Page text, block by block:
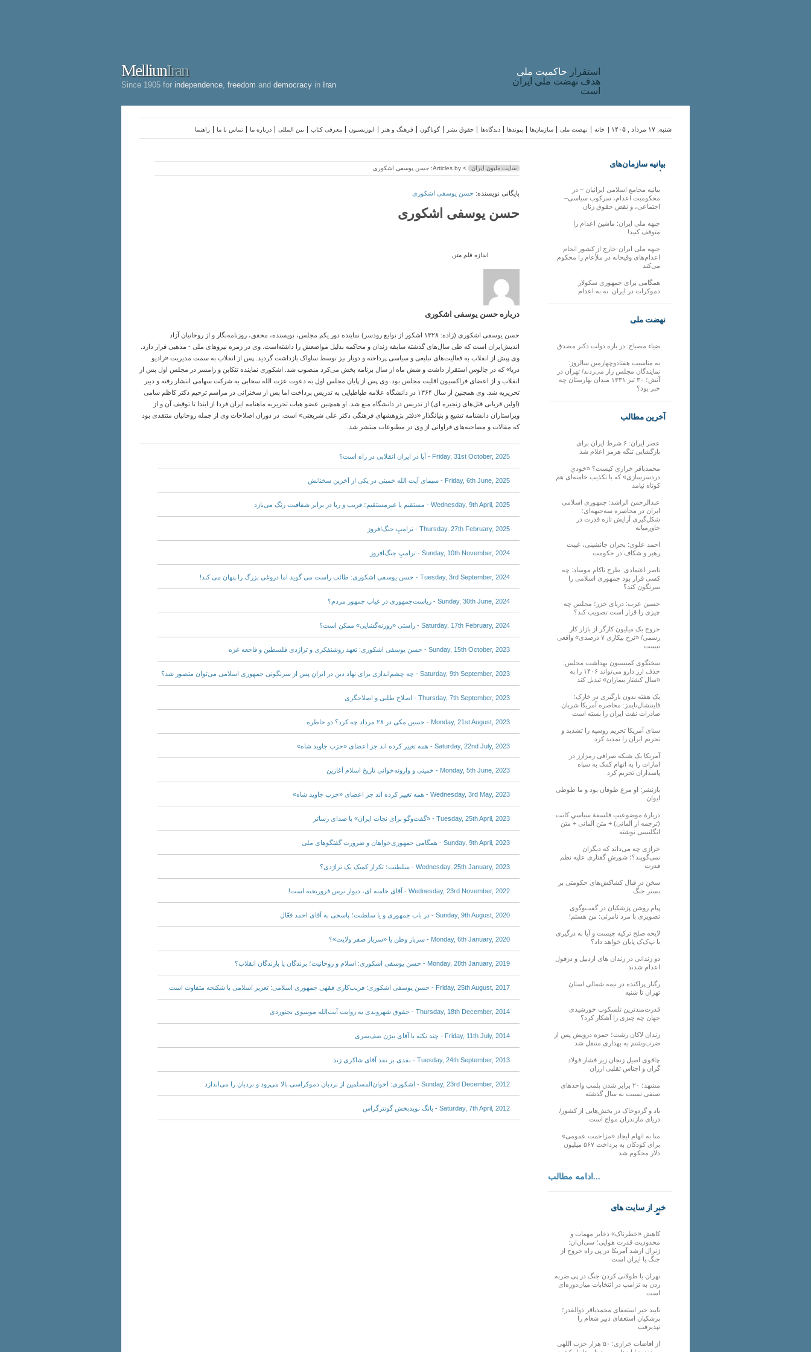
MelliunIran
Since 1905 for independence freedom and democracy in Iran
استقرار حاکميت ملی
هدف نهضت ملی ایران
است
راهنما تماس با ما درباره ما بین المللی معرفی کتاب اپوزیسیون فرهنگ و هنر گوناگون حقوق بشر دیدگاه‌ها پیوندها سازمان‌ها نهضت ملی خانه شنبه, ۱۷ مرداد , ۱۴۰۵ |
سایت ملیون ایران > Articles by: حسن یوسفی اشکوری
بایگانی نویسنده: حسن یوسفی اشکوری
حسن یوسفی اشکوری
اندازه قلم متن
درباره حسن یوسفی اشکوری
حسن یوسفی اشکوری (زاده: ۱۳۲۸ اشکور از توابع رودسر) نماینده دور یکم مجلس، نویسنده، محقق، روزنامه‌نگار و از روحانیان آزاد
اندیش‌ایران است که طی سال‌های گذشته سابقه زندان و محاکمه بدلیل مواضعش را داشته‌است. وی در زمره نیروهای ملی - مذهبی قرار دارد.
وی پیش از انقلاب به فعالیت‌های تبلیغی و سیاسی پرداخته و دوبار نیز توسط ساواک بازداشت گردید. پس از انقلاب به سمت مدیریت «رادیو
دریا» که در چالوس استقرار داشت و شش ماه از سال برنامه پخش می‌کرد منصوب شد. اشکوری نماینده تنکابن و رامسر در مجلس اول پس از
انقلاب و از اعضای فراکسیون اقلیت مجلس بود. وی پس از پایان مجلس اول به دعوت عزت الله سحابی به شرکت سهامی انتشار رفته و دبیر
تحریریه شد. وی همچنین از سال ۱۳۶۴ در دانشگاه علامه طباطبایی به تدریس پرداخت اما پس از سخنرانی در مراسم ترحیم دکتر کاظم سامی
(اولین قربانی قتل‌های زنجیره ای) از تدریس در دانشگاه منع شد. او همچنین عضو هیات تحریریه ماهنامه ایران فردا از ابتدا تا توقیف آن و از
ویراستاران دانشنامه تشیع و بنیانگذار «دفتر پژوهشهای فرهنگی دکتر علی شریعتی» است. در دوران اصلاحات وی از جمله روحانیان منتقدی بود
که مقالات و مصاحبه‌های فراوانی از وی در مطبوعات منتشر شد.
Friday, 31st October, 2025 - آیا در ایران انقلابی در راه است؟
Friday, 6th June, 2025 - سیمای آیت الله خمینی در یکی از آخرین سخنانش
Wednesday, 9th April, 2025 - مستقیم یا غیرمستقیم؛ فریب و ریا در برابر شفافیت رنگ می‌بازد
Thursday, 27th February, 2025 - ترامپِ جنگ‌افروز
Sunday, 10th November, 2024 - ترامپِ جنگ‌افروز
Tuesday, 3rd September, 2024 - حسن یوسفی اشکوری: طائب راست می گوید اما دروغی بزرگ را پنهان می کند!
Sunday, 30th June, 2024 - ریاست‌جمهوری در غیاب جمهور مردم؟
Saturday, 17th February, 2024 - راستی «روزنه‌گشایی» ممکن است؟
Sunday, 15th October, 2023 - حسن یوسفی اشکوری: تعهد روشنفکری و تراژدی فلسطین و فاجعه غزه
Saturday, 9th September, 2023 - چه چشم‌اندازی برای نهاد دین در ایرانِ پس از سرنگونی جمهوری اسلامی می‌توان متصور شد؟
Thursday, 7th September, 2023 - اصلاح طلبی و اصلاحگری
Monday, 21st August, 2023 - حسین مکی در ۲۸ مرداد چه کرد؟ دو خاطره‌
Saturday, 22nd July, 2023 - همه تغییر کرده اند جز اعضای «حزب جاوید شاه»
Monday, 5th June, 2023 - خمینی و وارونه‌خوانی تاریخ اسلام آغازین
Wednesday, 3rd May, 2023 - همه تغییر کرده اند جز اعضای «حزب جاوید شاه»
Tuesday, 25th April, 2023 - «گفت‌وگو برای نجات ایران» با صدای رساتر
Sunday, 9th April, 2023 - همگامی جمهوری‌خواهان و ضرورت گفتگوهای ملی
Wednesday, 25th January, 2023 - سلطنت؛ تکرار کمیک یک تراژدی؟
Wednesday, 23rd November, 2022 - آقای خامنه ای، دیوار ترس فروریخته است!
Sunday, 9th August, 2020 - در باب جمهوری و یا سلطنت؛ پاسخی به آقای احمد فعّال
Monday, 6th January, 2020 - سرباز وطن یا «سرباز صفر ولایت»؟
Monday, 28th January, 2019 - حسن یوسفی اشکوری: اسلام و روحانیت؛ برندگان یا بازندگان انقلاب؟
Friday, 25th August, 2017 - حسن یوسفی اشکوری: فریب‌کاری فقهی جمهوری اسلامی: تعزیر اسلامی با شکنجه متفاوت است
Thursday, 18th December, 2014 - حقوق شهروندی به روايت آيت‌الله موسوی بجنوردی
Friday, 11th July, 2014 - چند نکته با آقای بيژن صف‌سری
Tuesday, 24th September, 2013 - نقدی بر نقد آقای شاکری زند
Sunday, 23rd December, 2012 - اشکوری: اخوان‌المسلمین از نردبان دموکراسی بالا می‌رود و نردبان را می‌اندازد
Saturday, 7th April, 2012 - بانگ نویدبخش گونترگراس
بیانیه سازمان‌های
ملی
بیانیه مجامع اسلامی ایرانیان – در
محکومیت اعدام، سرکوب سیاسی–
اجتماعی، و نقض حقوق زنان
جبهه ملی ایران: ماشین اعدام را
متوقف کنید!
جبهه ملی ایران-خارج از کشور انجام
اعدام‌های وقیحانه در ملأِعام را محکوم
می‌کند
همگامی برای جمهوری سکولار
دموکرات در ایران: نه به اعدام
نهضت ملی
ضیاء مصباح: در باره دولت دکتر مصدق
به مناسبت هفتادوچهارمین سالروز:
نمایندگان مجلس زار می‌زدند/ تهران در
آتش؛ ۳۰ تیر ۱۳۳۱ میدان بهارستان چه
خبر بود؟
آخرین مطالب
عصر ایران: ۶ شرط ایران برای
بازگشایی تنگه هرمز اعلام شد
محمدباقر خرازی کیست؟ «خودیِ
دردسرسازی» که با تکذیب خامنه‌ای هم
کوتاه نیامد
عبدالرحمن الراشد: جمهوری اسلامی
ایران در محاصره سه‌جبهه‌ای؛
شکل‌گیری آرایش تازه قدرت در
خاورمیانه
احمد علوی: بحران جانشینی، غیبت
رهبر و شکاف در حکومت
ناصر اعتمادی: طرح ناکام موساد: چه
کسی قرار بود جمهوری اسلامی را
سرنگون کند؟
حسین عرب: دریای خزر؛ مجلس چه
چیزی را قرار است تصویب کند؟
خروج یک میلیون کارگر از بازار کار
رسمی/ «نرخ بیکاری ۷ درصدی» واقعی
نیست
سخنگوی کمیسیون بهداشت مجلس:
حذف ارز دارو می‌تواند ۱۴۰۶ را به
«سال کشتار بیماران» تبدیل کند
یک هفته بدون بارگیری در خارک؛
فایننشال‌تایمز: محاصره آمریکا شریان
صادرات نفت ایران را بسته است
سنای آمریکا تحریم روسیه را تشدید و
تحریم ایران را تمدید کرد
آمریکا یک شبکه صرافی رمزارز در
امارات را به اتهام کمک به سپاه
پاسداران تحریم کرد
بازنشر: او مرغ طوفان بود و ما طوطی
ایوان
دربارهٔ موضوعیتِ فلسفهٔ سیاسیِ کانت
(ترجمه از آلمانی) + متن آلمانی + متن
انگلیسی نوشته
خرازی چه می‌داند که دیگران
نمی‌گویند؟؛ شورشِ گفتاری علیه نظم
قدرت
سخن در قبال کشاکش‌های حکومتی بر
بستر جنگ
پیام روشن پزشکیان در گفت‌و‌گوی
تصویری با مرد نامرئی: من هستم!
لایحه صلح ترکیه چیست و آیا به درگیری
با پ‌ک‌ک پایان خواهد داد؟
دو زندانی در زندان های اردبیل و دزفول
اعدام شدند
رگبار پراکنده در نیمه شمالی استان
تهران تا شنبه
قدرت‌مندترین تلسکوپ خورشیدی
جهان چه چیزی را آشکار کرد؟
زندان لاکان رشت؛ حمزه درویش پس از
ضرب‌وشتم به بهداری منتقل شد
چاقوی اصیل زنجان زیر فشار فولاد
گران و اجناس تقلبی ارزان
مشهد؛ ۲۰ برابر شدن پلمب واحدهای
صنفی نسبت به سال گذشته
باد و گردوخاک در بخش‌هایی از کشور/
دریای مازندران مواج است
متا به اتهام ایجاد «مزاحمت عمومی»
برای کودکان به پرداخت ۵۶۷ میلیون
دلار محکوم شد
ادامه مطالب...
خبر از سایت های
دیگر
کاهش «خطرناک» ذخایر مهمات و
محدودیت قدرت هوایی؛ سی‌ان‌ان:
ژنرال ارشد آمریکا در پی راه خروج از
جنگ با ایران است
تهران با طولانی کردن جنگ در پی ضربه
زدن به ترامپ در انتخابات میان‌دوره‌ای
است
تایید خبر استعفای محمدباقر ذوالقدر؛
پزشکیان استعفای دبیر شعام را
نپذیرفت
از افاضات خرازی: ۵۰ هزار حزب اللهی